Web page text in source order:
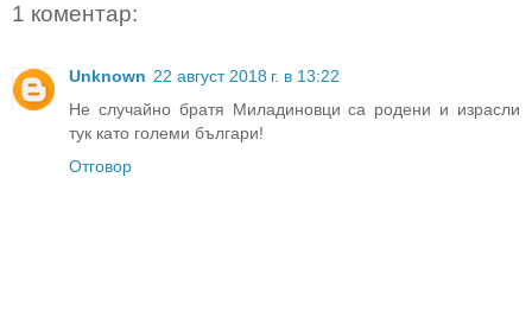
1 коментар:
Unknown 22 август 2018 г. в 13:22
Не случайно братя Миладиновци са родени и израсли
тук като големи българи!
Отговор